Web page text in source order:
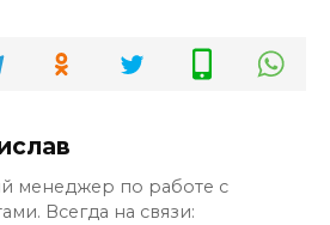
менеджер по работе с
Всегда на связи: